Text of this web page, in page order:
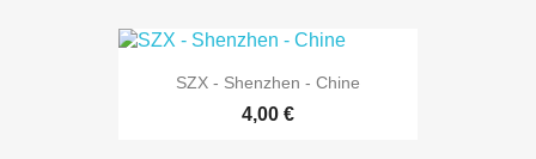
SZX - Shenzhen - Chine
4,00 €